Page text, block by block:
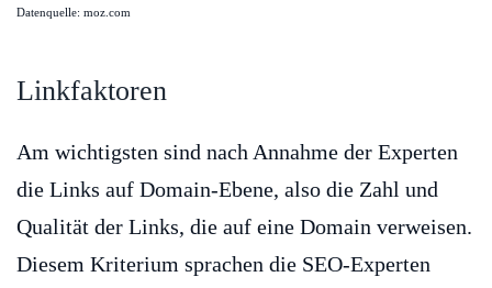
Datenquelle: moz.com
Linkfaktoren
Am wichtigsten sind nach Annahme der Experten
die Links auf Domain-Ebene, also die Zahl und
Qualität der Links, die auf eine Domain verweisen.
Diesem Kriterium sprachen die SEO-Experten